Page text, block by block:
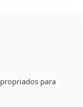
para